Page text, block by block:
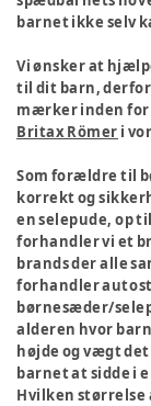
barnet ikke selv
Vi ønsker at
til dit barn, derfor
mærker inden for
Britax Römer i
Som forældre til
korrekt og
en selepude, op
forhandler vi et
brands der alle
forhandler
børnesæder/
alderen hvor
højde og vægt
barnet at sidde i
Hvilken størrelse